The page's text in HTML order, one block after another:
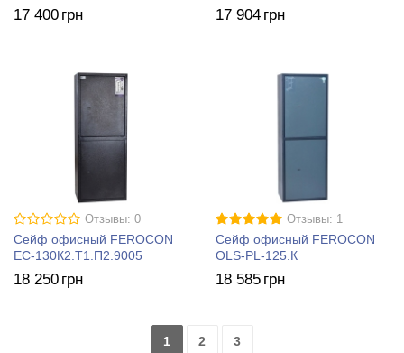
17 400 грн 17 904 грн
Отзывы: 0
Сейф офисный FEROCON
ЕС-130К2.Т1.П2.9005
18 250 грн
Отзывы: 1
Сейф офисный FEROCON
OLS-PL-125.К
18 585 грн
1 2 3